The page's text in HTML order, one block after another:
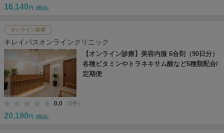
16,140 円 (税込)
オンライン診療
キレイパスオンラインクリニック
【オンライン診療】美容内服 6合剤（90日分）
各種ビタミンやトラネキサム酸など6種類配合/
定期便
0.0 （0件）
20,190 円 (税込)